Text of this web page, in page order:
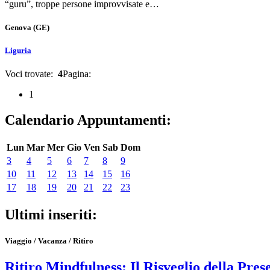
“guru”, troppe persone improvvisate e…
Genova (GE)
Liguria
Voci trovate: 4Pagina:
1
Calendario Appuntamenti:
Lun Mar Mer Gio Ven Sab Dom
3
4 5 6 7 8
9
10
11 12 13 14 15
16
17
18 19 20 21 22 23
Ultimi inseriti:
Viaggio / Vacanza / Ritiro